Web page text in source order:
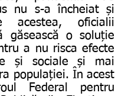
nu s-a încheiat și
acestea, oficialii
găsească o soluție
a nu risca efecte
și sociale și mai
populației. În acest
Federal pentru